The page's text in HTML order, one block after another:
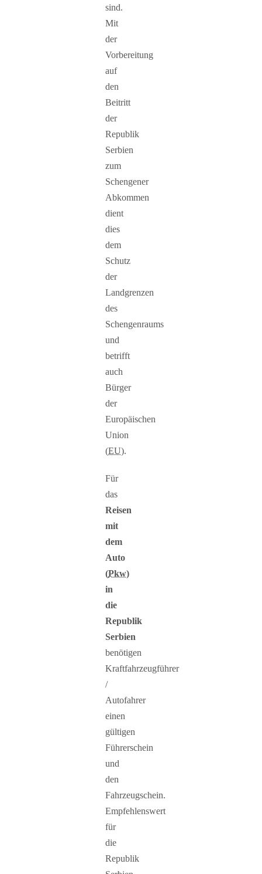
sind.
Mit
der
Vorbereitung
auf
den
Beitritt
der
Republik
Serbien
zum
Schengener
Abkommen
dient
dies
dem
Schutz
der
Landgrenzen
des
Schengenraums
und
betrifft
auch
Bürger
der
Europäischen
Union
(EU).
Für
das
Reisen
mit
dem
Auto
(Pkw)
in
die
Republik
Serbien
benötigen
Kraftfahrzeugführer
/
Autofahrer
einen
gültigen
Führerschein
und
den
Fahrzeugschein.
Empfehlenswert
für
die
Republik